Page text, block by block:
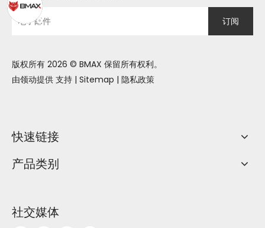
订阅
版权所有 2026 © BMAX 保留所有权利。
由领动提供 支持 | Sitemap | 隐私政策
快速链接
产品类别
社交媒体